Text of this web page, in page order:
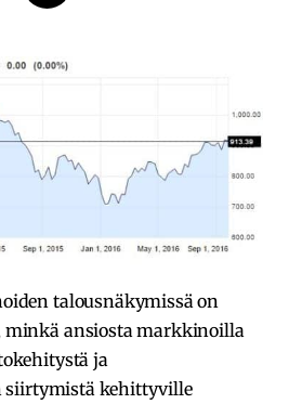
talousnäkymissä on
ansiosta markkinoilla
ja
siirtymistä kehittyville